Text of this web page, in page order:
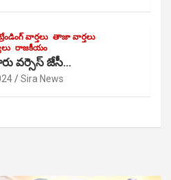
వార్తలు తాజా వార్తలు
రాజకీయం
వర్సెస్ జేసీ…
Sira News